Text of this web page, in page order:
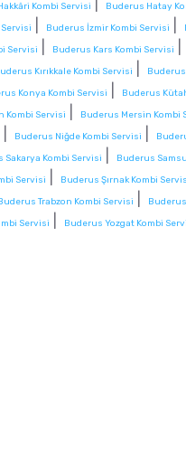
Kombi Servisi Buderus Hatay
Buderus İzmir Kombi Servisi
Servisi Buderus Kars Kombi Servisi
Kırıkkale Kombi Servisi Buderus
Konya Kombi Servisi Buderus
Kombi Servisi Buderus Mersin Kombi
Buderus Niğde Kombi Servisi
Sakarya Kombi Servisi Buderus
Servisi Buderus Şırnak Kombi
Trabzon Kombi Servisi
Servisi Buderus Yozgat Kombi